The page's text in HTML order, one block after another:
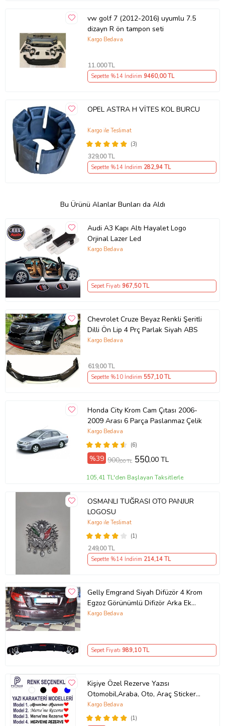
vw golf 7 (2012-2016) uyumlu 7.5
dizayn R ön tampon seti
Kargo Bedava
11.000TL
Sepette %14 İndirim 9460,00 TL
OPEL ASTRA H VİTES KOL BURCU
(3)
Kargo ile Teslimat
329,00 TL
Sepette %14 İndirim 282,94 TL
Bu Ürünü Alanlar Bunları da Aldı
Audi A3 Kapı Altı Hayalet Logo
Orjinal Lazer Led
Kargo Bedava
Sepet Fiyatı 967,50 TL
Chevrolet Cruze Beyaz Renkli Şeritli
Dilli Ön Lip 4 Prç Parlak Siyah ABS
Kargo Bedava
619,00 TL
Sepette %10 İndirim 557,10 TL
Honda City Krom Cam Çıtası 2006-
2009 Arası 6 Parça Paslanmaz Çelik
(6)
Kargo Bedava
%39 900,00 TL 550,00 TL
105,41 TL'den Başlayan Taksitlerle
OSMANLI TUĞRASI OTO PANJUR
LOGOSU
(1)
Kargo ile Teslimat
249,00 TL
Sepette %14 İndirim 214,14 TL
Gelly Emgrand Siyah Difüzör 4 Krom
Egzoz Görünümlü Difizör Arka Ek
Body Kit
Kargo Bedava
Sepet Fiyatı 989,10 TL
Kişiye Özel Rezerve Yazısı
Otomobil,Araba, Oto, Araç Sticker
(Parlak Beyaz)
(1)
Kargo Bedava